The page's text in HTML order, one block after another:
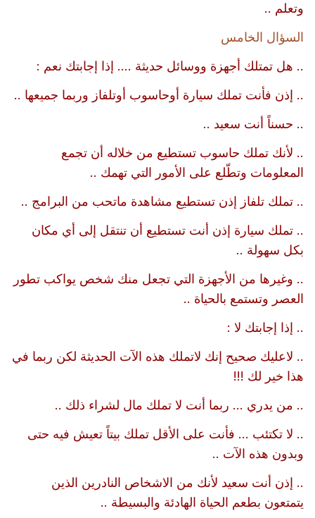
وتعلم ..
السؤال الخامس
.. هل تمتلك أجهزة ووسائل حديثة .... إذا إجابتك نعم :
.. إذن فأنت تملك سيارة أوحاسوب أوتلفاز وربما جميعها ..
.. حسناً أنت سعيد ..
.. لأنك تملك حاسوب تستطيع من خلاله أن تجمع
المعلومات وتطّلع على الأمور التي تهمك ..
.. تملك تلفاز إذن تستطيع مشاهدة ماتحب من البرامج ..
.. تملك سيارة إذن أنت تستطيع أن تنتقل إلى أي مكان
بكل سهولة ..
.. وغيرها من الأجهزة التي تجعل منك شخص يواكب تطور
العصر وتستمع بالحياة ..
.. إذا إجابتك لا :
.. لاعليك صحيح إنك لاتملك هذه الآت الحديثة لكن ربما في
هذا خير لك !!!
.. من يدري ... ربما أنت لا تملك مال لشراء ذلك ..
.. لا تكتئب ... فأنت على الأقل تملك بيتاً تعيش فيه حتى
وبدون هذه الآت ..
.. إذن أنت سعيد لأنك من الاشخاص النادرين الذين
يتمتعون بطعم الحياة الهادئة والبسيطة ..